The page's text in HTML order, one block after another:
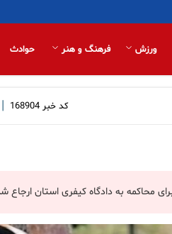
ورزش فرهنگ و هنر حوادث
کد خبر 168904
|
محاکمه به دادگاه کیفری استان ارجاع